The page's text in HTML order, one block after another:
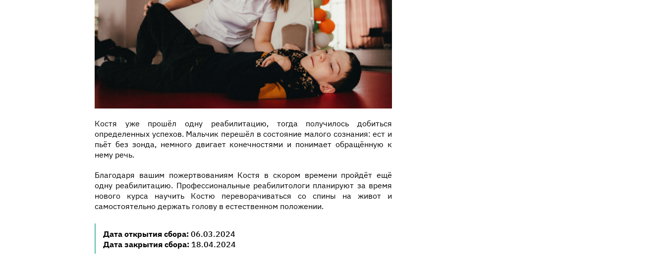
Костя уже прошёл одну реабилитацию, тогда получилось добиться
определенных успехов. Мальчик перешёл в состояние малого сознания: ест и
пьёт без зонда, немного двигает конечностями и понимает обращённую к
нему речь.
Благодаря вашим пожертвованиям Костя в скором времени пройдёт ещё
одну реабилитацию. Профессиональные реабилитологи планируют за время
нового курса научить Костю переворачиваться со спины на живот и
самостоятельно держать голову в естественном положении.
Дата открытия сбора: 06.03.2024
Дата закрытия сбора: 18.04.2024